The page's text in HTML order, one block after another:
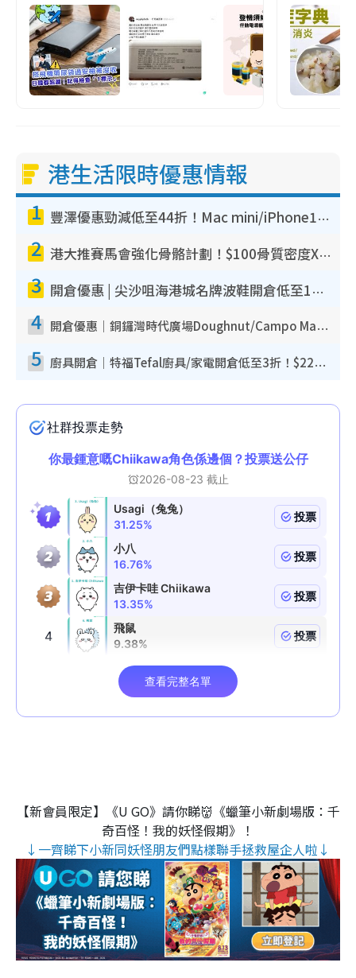
港生活限時優惠情報
1 豐澤優惠勁減低至44折！Mac mini/iPhone17Pro大減價！廚房家電$220起
2 港大推賽馬會強化骨骼計劃！$100骨質密度X光檢查 完成免費運動訓練送超市禮券！附參加資格
3 開倉優惠 | 尖沙咀海港城名牌波鞋開倉低至1折！On鞋$899起／Joy&Peace鞋履$98起
4 開倉優惠｜銅鑼灣時代廣場Doughnut/Campo Marzio開倉低至1折！背囊、書包、手袋劈價$200起
5 廚具開倉｜特福Tefal廚具/家電開倉低至3折！$220起買平底鍋/炒鑊/湯煲！電飯煲/吸塵機/燙斗$418起
【新會員限定】《U GO》請你睇👹《蠟筆小新劇場版：千
奇百怪！我的妖怪假期》！
↓一齊睇下小新同妖怪朋友們點樣聯手拯救屋企人啦↓